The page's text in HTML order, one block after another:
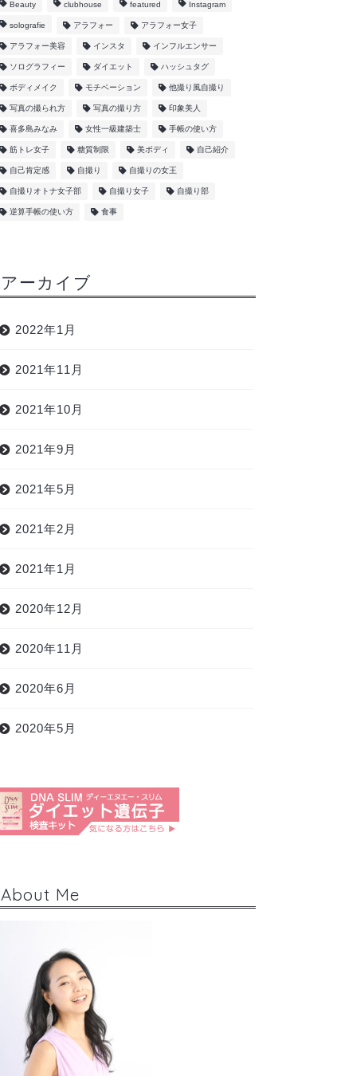
Beauty clubhouse featured Instagram
solografie アラフォー アラフォー女子
アラフォー美容 インスタ インフルエンサー
ソログラフィー ダイエット ハッシュタグ
ボディメイク モチベーション 他撮り風自撮り
写真の撮られ方 写真の撮り方 印象美人
喜多島みなみ 女性一級建築士 手帳の使い方
筋トレ女子 糖質制限 美ボディ 自己紹介
自己肯定感 自撮り 自撮りの女王
自撮りオトナ女子部 自撮り女子 自撮り部
逆算手帳の使い方 食事
アーカイブ
2022年1月
2021年11月
2021年10月
2021年9月
2021年5月
2021年2月
2021年1月
2020年12月
2020年11月
2020年6月
2020年5月
About Me